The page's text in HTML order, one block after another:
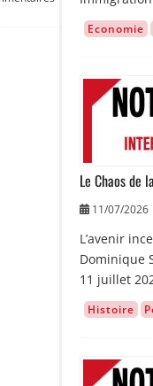
Economie
Image
Le Chaos de
11/07/2026
L’avenir
Dominique
11 juillet
Histoire
Image